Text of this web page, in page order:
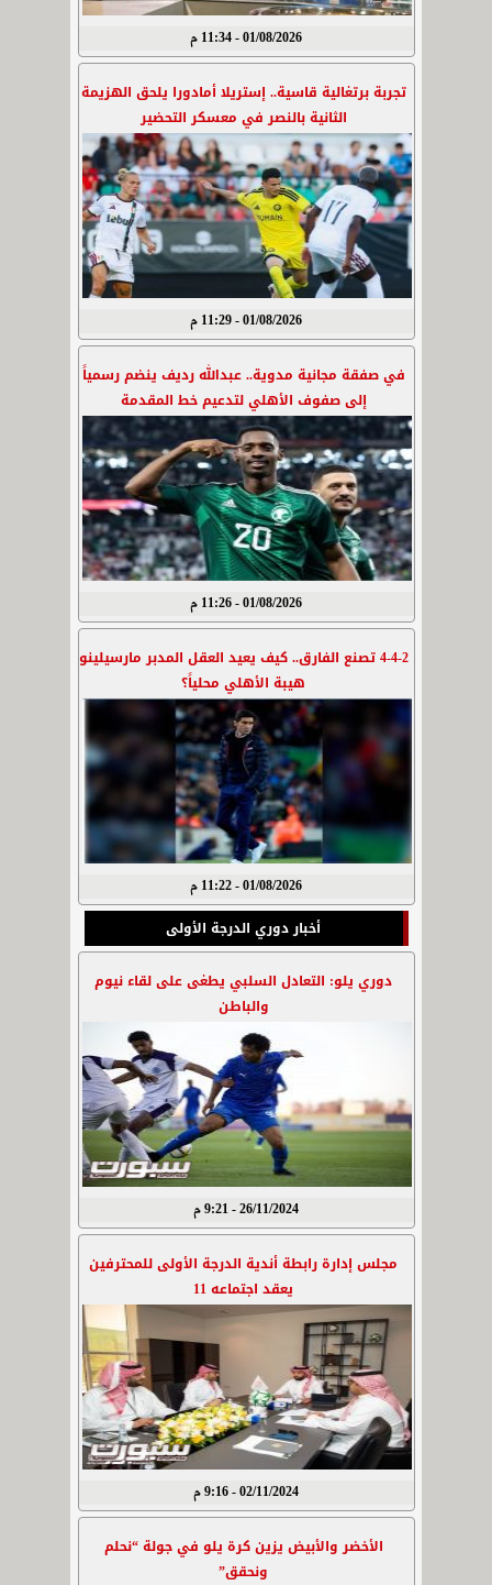
01/08/2026 - 11:34 م
تجربة برتغالية قاسية.. إستريلا أمادورا يلحق الهزيمة
الثانية بالنصر في معسكر التحضير
01/08/2026 - 11:29 م
في صفقة مجانية مدوية.. عبدالله رديف ينضم رسمياً
إلى صفوف الأهلي لتدعيم خط المقدمة
01/08/2026 - 11:26 م
4-4-2 تصنع الفارق.. كيف يعيد العقل المدبر مارسيلينو
هيبة الأهلي محلياً؟
01/08/2026 - 11:22 م
أخبار دوري الدرجة الأولى
دوري يلو: التعادل السلبي يطغى على لقاء نيوم
والباطن
26/11/2024 - 9:21 م
مجلس إدارة رابطة أندية الدرجة الأولى للمحترفين
يعقد اجتماعه 11
02/11/2024 - 9:16 م
الأخضر والأبيض يزين كرة يلو في جولة “نحلم
ونحقق”